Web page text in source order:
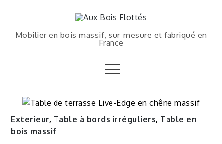
Mobilier en bois massif, sur-mesure et fabriqué en
France
Exterieur, Table à bords irréguliers, Table en
bois massif